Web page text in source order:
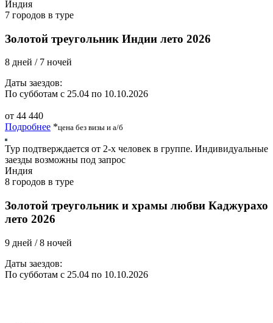
Индия
7 городов в туре
Золотой треугольник Индии лето 2026
8 дней / 7 ночей
Даты заездов:
По субботам с 25.04 по 10.10.2026
от 44 440
Подробнее *цена без визы и а/б
Тур подтверждается от 2-х человек в группе. Индивидуальные
заезды возможны под запрос
Индия
8 городов в туре
Золотой треугольник и храмы любви Каджурахо
лето 2026
9 дней / 8 ночей
Даты заездов:
По субботам с 25.04 по 10.10.2026